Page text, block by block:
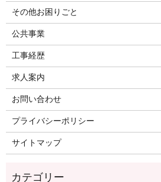
その他お困りごと
公共事業
工事経歴
求人案内
お問い合わせ
プライバシーポリシー
サイトマップ